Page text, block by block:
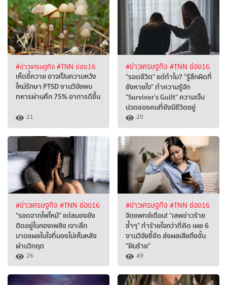
#ข่าวเศรษฐกิจ #TNN ช่อง16
เห็ดขี้ควาย อาจเป็นความหวัง
ใหม่รักษา PTSD งานวิจัยพบ
ทหารผ่านศึก 75% อาการดีขึ้น
21
#ข่าวเศรษฐกิจ #TNN ช่อง16
"รอดชีวิต" แต่ทำไม? "รู้สึกผิดที่
ยังหายใจ" ทำความรู้จัก
"Survivor’s Guilt" ความเจ็บ
ปวดของคนที่ยังมีชีวิตอยู่
20
#ข่าวเศรษฐกิจ #TNN ช่อง16
"รอดจากไฟไหม้" แต่สมองยัง
ติดอยู่ในกองเพลิง เจาะลึก
บาดแผลในใจที่มองไม่เห็นหลัง
ผ่านวิกฤต
26
#ข่าวเศรษฐกิจ #TNN ช่อง16
จิตแพทย์เตือน! "เสพข่าวร้าย
ซ้ำๆ" ทำร้ายใจกว่าที่คิด เผย 6
งานวิจัยชี้ชัด ส่งผลเสียถึงขั้น
"ฝันร้าย"
49